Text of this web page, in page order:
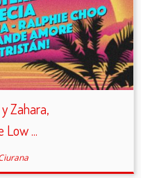
Zahara,
Low ...